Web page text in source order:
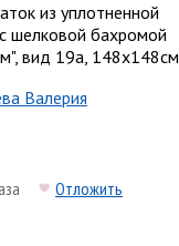
из уплотненной
шелковой бахромой
вид 19a, 148х148см
Валерия
Отложить